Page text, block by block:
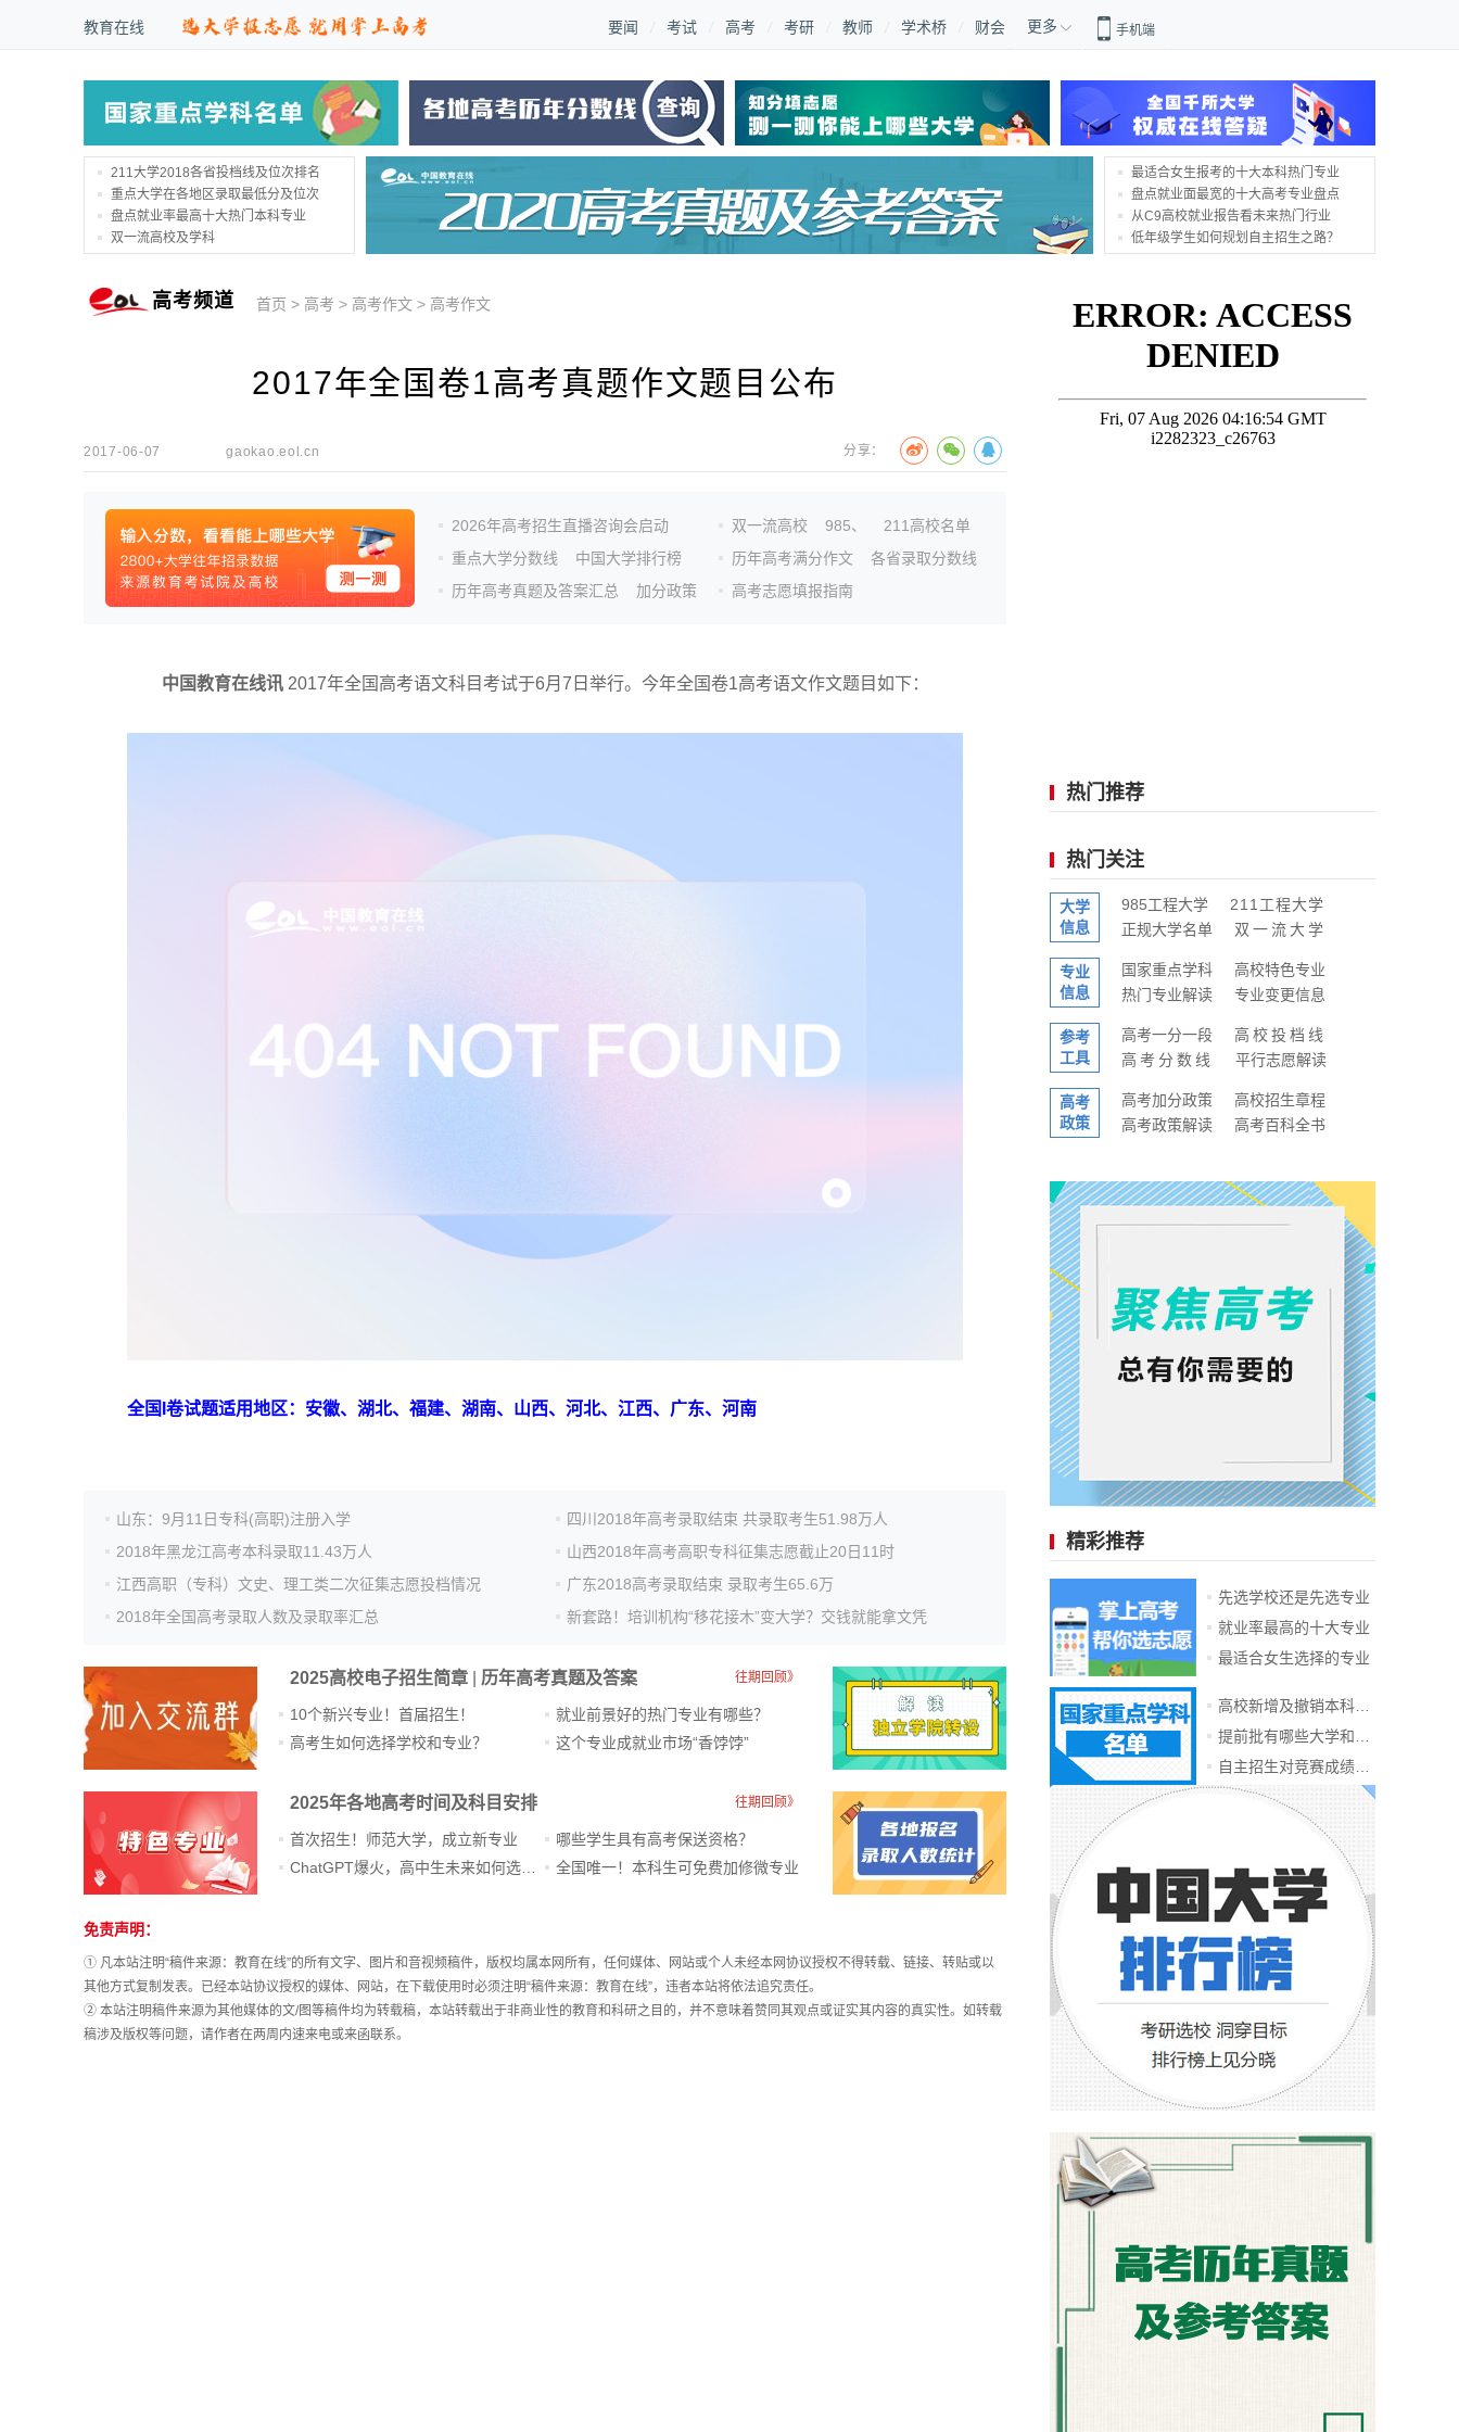
教育在线 要闻 考试 高考 考研 教师 学术桥 财会 更多 手机端
211大学2018各省投档线及位次排名
重点大学在各地区录取最低分及位次
盘点就业率最高十大热门本科专业
双一流高校及学科
最适合女生报考的十大本科热门专业
盘点就业面最宽的十大高考专业盘点
从C9高校就业报告看未来热门行业
低年级学生如何规划自主招生之路？
高考频道 首页 > 高考 > 高考作文 > 高考作文
2017年全国卷1高考真题作文题目公布
2017-06-07 gaokao.eol.cn 分享：
2026年高考招生直播咨询会启动
重点大学分数线
中国大学排行榜
历年高考真题及答案汇总
加分政策
双一流高校 985、
211高校名单
历年高考满分作文
各省录取分数线
高考志愿填报指南
中国教育在线讯 2017年全国高考语文科目考试于6月7日举行。今年全国卷1高考语文作文题目如下：
全国I卷试题适用地区：安徽、湖北、福建、湖南、山西、河北、江西、广东、河南
山东：9月11日专科(高职)注册入学
四川2018年高考录取结束 共录取考生51.98万人
2018年黑龙江高考本科录取11.43万人
山西2018年高考高职专科征集志愿截止20日11时
江西高职（专科）文史、理工类二次征集志愿投档情况
广东2018高考录取结束 录取考生65.6万
2018年全国高考录取人数及录取率汇总
新套路！培训机构“移花接木”变大学？交钱就能拿文凭
2025高校电子招生简章 历年高考真题及答案 往期回顾》
10个新兴专业！首届招生！
高考生如何选择学校和专业？
就业前景好的热门专业有哪些？
这个专业成就业市场“香饽饽”​
2025年各地高考时间及科目安排 往期回顾》
首次招生！师范大学，成立新专业
哪些学生具有高考保送资格？
全国唯一！本科生可免费加修微专业
站
长
统
计
免责声明：
① 凡本站注明“稿件来源：教育在线”的所有文字、图片和音视频稿件，版权均属本网所有，任何媒体、网站或个人未经本网协议授权不得转载、链接、转贴或以
其他方式复制发表。已经本站协议授权的媒体、网站，在下载使用时必须注明“稿件来源：教育在线”，违者本站将依法追究责任。
② 本站注明稿件来源为其他媒体的文/图等稿件均为转载稿，本站转载出于非商业性的教育和科研之目的，并不意味着赞同其观点或证实其内容的真实性。如转载
稿涉及版权等问题，请作者在两周内速来电或来函联系。
热门推荐
热门关注
大学
信息
985工程大学
211工程大学
正规大学名单
双一流大学
专业
信息
国家重点学科
高校特色专业
热门专业解读
专业变更信息
参考
工具
高考一分一段
高校投档线
高考分数线
平行志愿解读
高考
政策
高考加分政策
高校招生章程
高考政策解读
高考百科全书
精彩推荐
先选学校还是先选专业
就业率最高的十大专业
最适合女生选择的专业